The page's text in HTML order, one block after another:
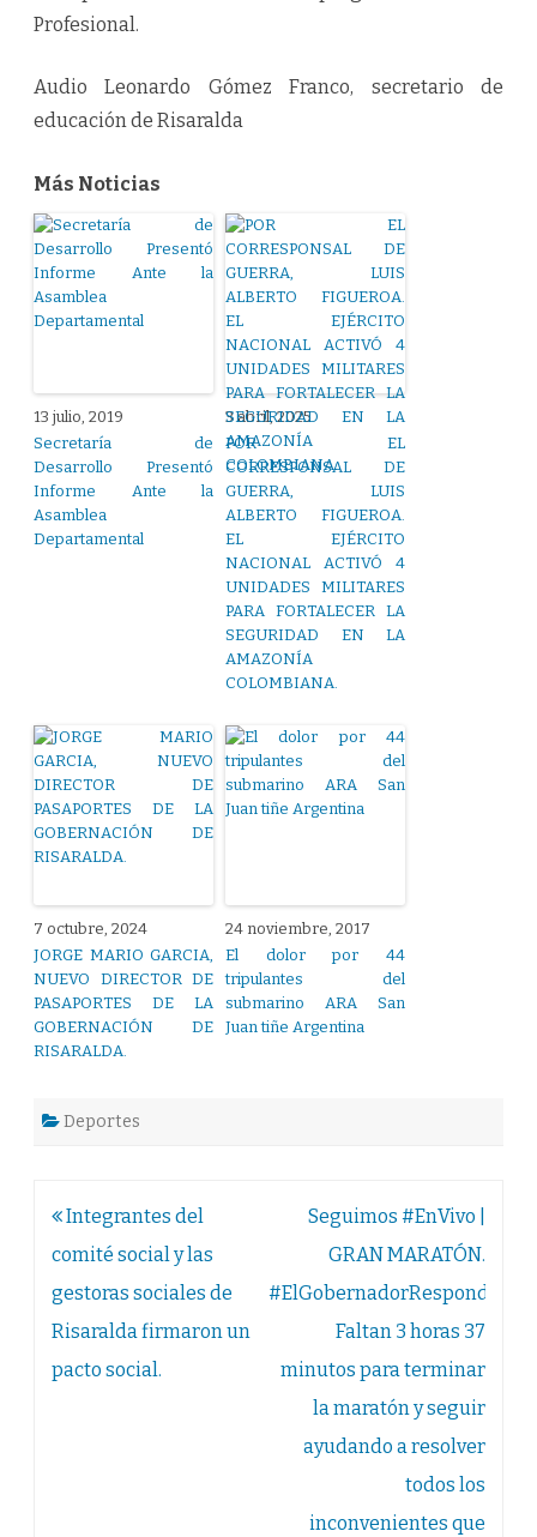
Profesional.
Audio Leonardo Gómez Franco, secretario de
educación de Risaralda
Más Noticias
13 julio, 2019
Secretaría de
Desarrollo Presentó
Informe Ante la
Asamblea
Departamental
3 abril, 2025
POR EL
CORRESPONSAL DE
GUERRA, LUIS
ALBERTO FIGUEROA.
EL EJÉRCITO
NACIONAL ACTIVÓ 4
UNIDADES MILITARES
PARA FORTALECER LA
SEGURIDAD EN LA
AMAZONÍA
COLOMBIANA.
7 octubre, 2024
JORGE MARIO GARCIA,
NUEVO DIRECTOR DE
PASAPORTES DE LA
GOBERNACIÓN DE
RISARALDA.
24 noviembre, 2017
El dolor por 44
tripulantes del
submarino ARA San
Juan tiñe Argentina
Deportes
Navegación
de
entradas
Integrantes del
comité social y las
gestoras sociales de
Risaralda firmaron un
pacto social.
Seguimos #EnVivo |
GRAN MARATÓN.
#ElGobernadorResponde.
Faltan 3 horas 37
minutos para terminar
la maratón y seguir
ayudando a resolver
todos los
inconvenientes que